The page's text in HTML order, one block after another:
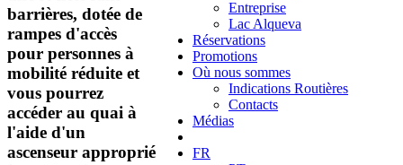
Entreprise
Lac Alqueva
Réservations
Promotions
Où nous sommes
Indications Routières
Contacts
Médias
FR
barrières, dotée de
rampes d'accès
pour personnes à
mobilité réduite et
vous pourrez
accéder au quai à
l'aide d'un
ascenseur approprié